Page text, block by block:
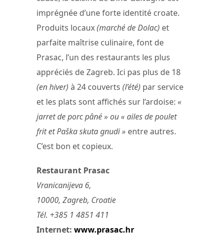
imprégnée d’une forte identité croate.
Produits locaux(marché de Dolac) et
parfaite maîtrise culinaire, font de
Prasac, l’un des restaurants les plus
appréciés de Zagreb. Ici pas plus de 18
(en hiver) à 24 couverts (l’été) par service
et les plats sont affichés sur l’ardoise: «
jarret de porc pâné » ou « ailes de poulet
frit et Paška skuta gnudi » entre autres.
C’est bon et copieux.
Restaurant Prasac
Vranicanijeva 6,
10000, Zagreb, Croatie
Tél. +385 1 4851 411
Internet: www.prasac.hr